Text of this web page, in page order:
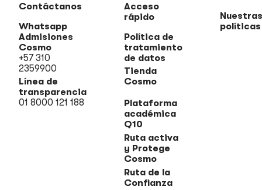
Contáctanos
Whatsapp
Admisiones
Cosmo
+57 310
2359900
Línea de
transparencia
01 8000 121 188
Acceso
rápido
Política de
tratamiento
de datos
Tienda
Cosmo
Plataforma
académica
Q10
Ruta activa
y Protege
Cosmo
Ruta de la
Confianza
Nuestras
políticas